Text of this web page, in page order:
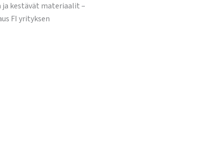
ja kestävät materiaalit –
FI yrityksen